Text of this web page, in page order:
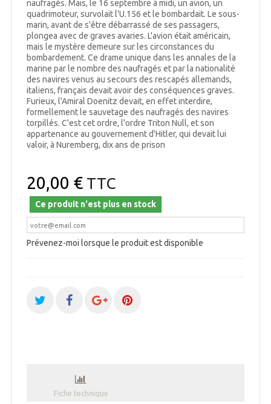
naufragés. Mais, le 16 septembre à midi, un avion, un
quadrimoteur, survolait l'U.156 et le bombardait. Le sous-
marin, avant de s'être débarrassé de ses passagers,
plongea avec de graves avaries. L'avion était américain,
mais le mystère demeure sur les circonstances du
bombardement. Ce drame unique dans les annales de la
marine par le nombre des naufragés et par la nationalité
des navires venus au secours des rescapés allemands,
italiens, français devait avoir des conséquences graves.
Furieux, l'Amiral Doenitz devait, en effet interdire,
formellement le sauvetage des naufragés des navires
torpillés. C'est cet ordre, l'ordre Triton Null, et son
appartenance au gouvernement d'Hitler, qui devait lui
valoir, à Nuremberg, dix ans de prison
20,00 €TTC
Ce produit n'est plus en stock
Prévenez-moi lorsque le produit est disponible
Fiche technique